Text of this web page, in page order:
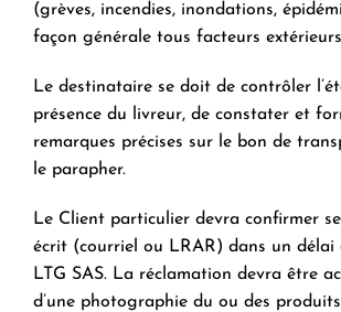
(grèves, incendies, inondations,
façon générale tous facteurs
Le destinataire se doit de contrôler
présence du livreur, de constater et
remarques précises sur le bon de
le parapher.
Le Client particulier devra confirmer
écrit (courriel ou LRAR) dans un délai
LTG SAS. La réclamation devra être
d’une photographie du ou des